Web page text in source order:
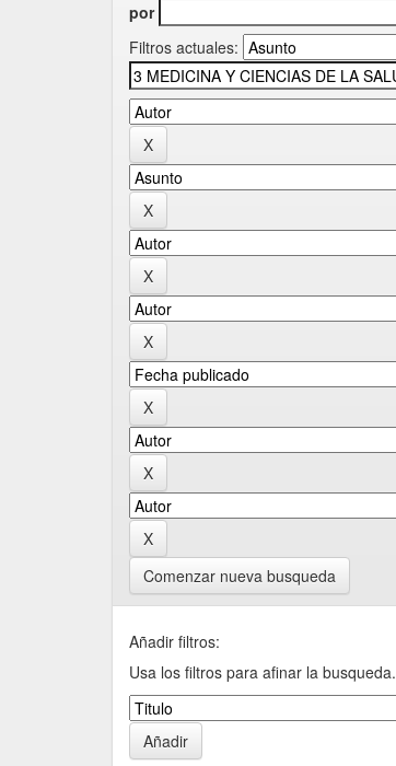
por
Filtros actuales:
Comenzar nueva busqueda
Añadir filtros:
Usa los filtros para afinar la busqueda.